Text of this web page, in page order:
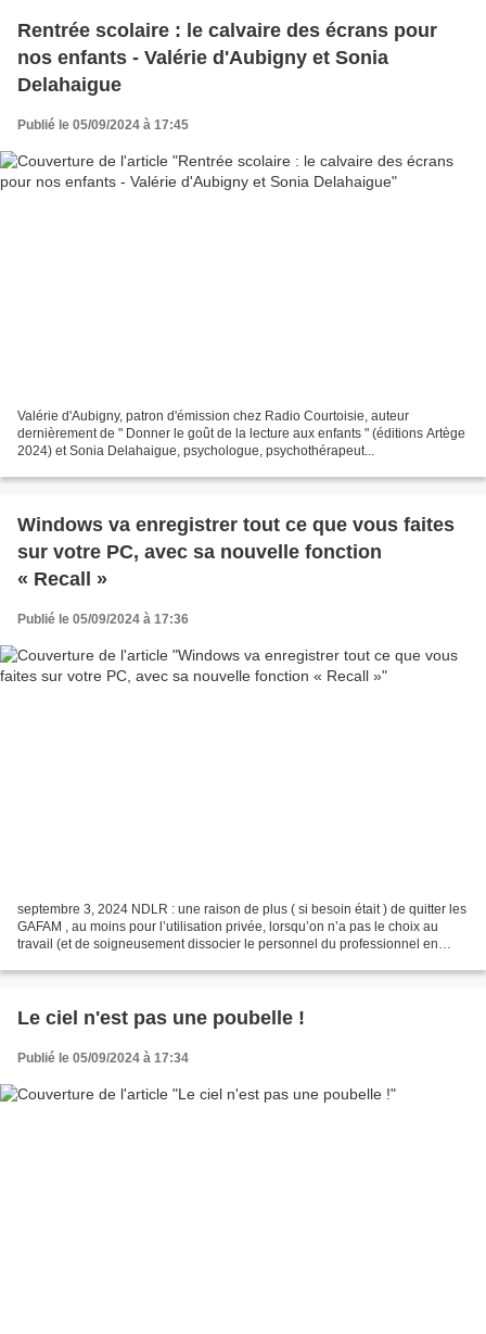
Rentrée scolaire : le calvaire des écrans pour
nos enfants - Valérie d'Aubigny et Sonia
Delahaigue
Publié le 05/09/2024 à 17:45
Valérie d'Aubigny, patron d'émission chez Radio Courtoisie, auteur
dernièrement de " Donner le goût de la lecture aux enfants " (éditions Artège
2024) et Sonia Delahaigue, psychologue, psychothérapeut...
Windows va enregistrer tout ce que vous faites
sur votre PC, avec sa nouvelle fonction
« Recall »
Publié le 05/09/2024 à 17:36
septembre 3, 2024 NDLR : une raison de plus ( si besoin était ) de quitter les
GAFAM , au moins pour l’utilisation privée, lorsqu’on n’a pas le choix au
travail (et de soigneusement dissocier le personnel du professionnel en
Le ciel n'est pas une poubelle !
Publié le 05/09/2024 à 17:34